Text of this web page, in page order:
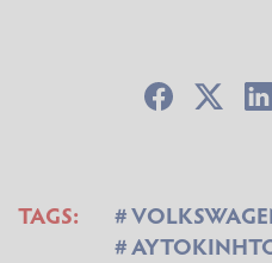
TAGS: